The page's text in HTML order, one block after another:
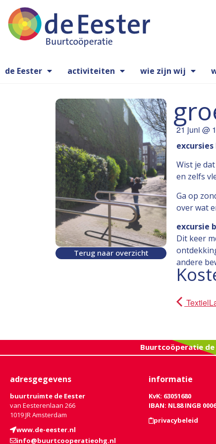
de Eester activiteiten wie zijn wij
Terug naar overzicht
21 juni @
Wist je
en zelfs
Ga op
over wat
excursie
Dit keer
andere
Buurtcoöperatie de
adresgegevens
buurtruimte de Eester
van Eesterenlaan 266
1019 JR Amsterdam
www.de-eester.nl
info@buurtcooperatieohg.nl
informatie
KvK: 63051680
IBAN: NL88 INGB
privacybeleid